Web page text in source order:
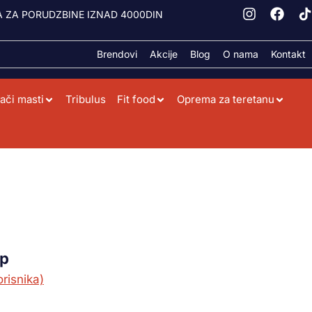
ZA PORUDZBINE IZNAD 4000DIN
Brendovi Akcije Blog O nama Kontakt
masti Tribulus Fit food Oprema za teretanu